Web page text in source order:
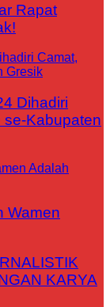
Rapat
Dihadiri
se-Kabupaten
Wamen
KARYA